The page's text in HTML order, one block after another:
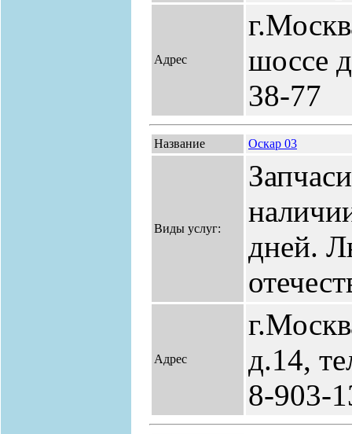
Адрес
шоссе
38-77
Название Оскар 03
Виды услуг:
дней.
Адрес
д.14,
8-903-